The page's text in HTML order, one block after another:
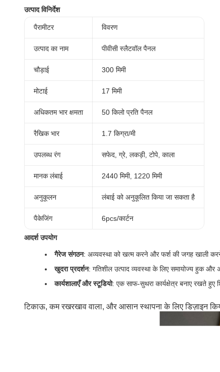
उत्पाद विनिर्देश
पैरामीटर विवरण
उत्पाद का नाम पीवीसी स्लैटवॉल पैनल
चौड़ाई 300 मिमी
मोटाई 17 मिमी
अधिकतम भार क्षमता 50 किलो प्रति पैनल
रैखिक भार 1.7 किग्रा/मी
उपलब्ध रंग सफेद, ग्रे, लकड़ी, टोपे, काला
मानक लंबाई 2440 मिमी, 1220 मिमी
अनुकूलन लंबाई को अनुकूलित किया जा सकता है
पैकेजिंग 6pcs/कार्टन
आदर्श उपयोग
गैरेज संगठन: अव्यवस्था को खत्म करने और फर्श की जगह खाली
खुदरा प्रदर्शन: गतिशील उत्पाद व्यवस्था के लिए समायोज्य हुक और
कार्यशालाएँ और स्टूडियो: एक साफ-सुथरा कार्यक्षेत्र बनाए रखते हुए
टिकाऊ, कम रखरखाव वाला, और आसान स्थापना के लिए डिज़ाइन